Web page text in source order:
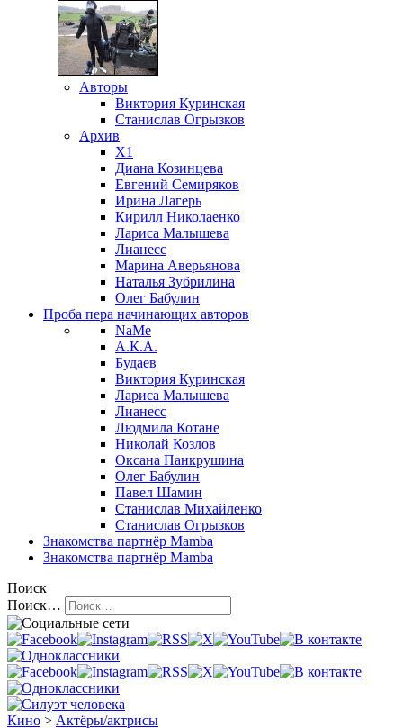
Авторы
Виктория Куринская
Станислав Огрызков
Архив
X1
Диана Козинцева
Евгений Семиряков
Ирина Лагерь
Кирилл Николаенко
Лариса Малышева
Лианесс
Марина Аверьянова
Наталья Зубрилина
Олег Бабулин
Проба пера начинающих авторов
NaMe
А.К.А.
Будаев
Виктория Куринская
Лариса Малышева
Лианесс
Людмила Котане
Николай Козлов
Оксана Панкрушина
Олег Бабулин
Павел Шамин
Станислав Михайленко
Станислав Огрызков
Знакомства партнёр Mamba
Знакомства партнёр Mamba
Поиск
Поиск…
Кино > Актёры/актрисы